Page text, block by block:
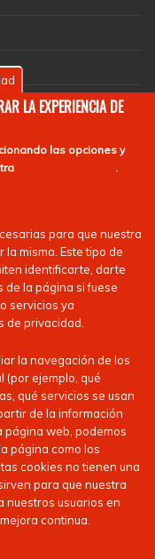
LA EXPERIENCIA DE
las opciones y
.
para que nuestra
misma. Este tipo de
identificarte, darte
la página si fuese
servicios ya
de privacidad.
la navegación de los
(por ejemplo, qué
qué servicios se usan
de la información
página web, podemos
página como los
cookies no tienen una
para que nuestra
nuestros usuarios en
continua.